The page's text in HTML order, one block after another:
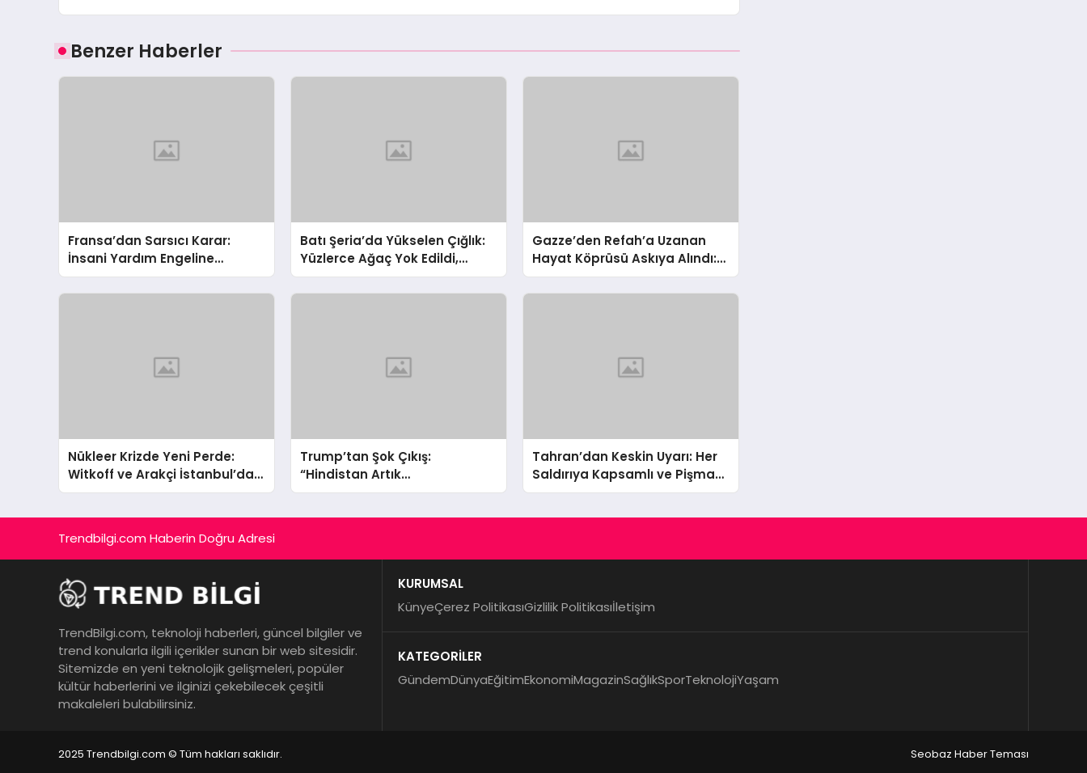
Benzer Haberler
Fransa’dan Sarsıcı Karar:
İnsani Yardım Engeline
‘Soykırım Ortaklığı’
Tutuklaması!
Batı Şeria’da Yükselen Çığlık:
Yüzlerce Ağaç Yok Edildi,
Hayvanlar Çalındı!
Gazze’den Refah’a Uzanan
Hayat Köprüsü Askıya Alındı:
Hasta Tahliyelerinde Şok
Gelişme
Nükleer Krizde Yeni Perde:
Witkoff ve Arakçi İstanbul’da
Masaya Oturuyor
Trump’tan Şok Çıkış:
“Hindistan Artık
Venezuela’dan Petrol
Tahran’dan Keskin Uyarı: Her
Saldırıya Kapsamlı ve Pişman
Edici Cevap!
Trendbilgi.com Haberin Doğru Adresi
TrendBilgi.com, teknoloji haberleri, güncel bilgiler ve
trend konularla ilgili içerikler sunan bir web sitesidir.
Sitemizde en yeni teknolojik gelişmeleri, popüler
kültür haberlerini ve ilginizi çekebilecek çeşitli
makaleleri bulabilirsiniz.
KURUMSAL
KünyeÇerez PolitikasıGizlilik Politikasıİletişim
KATEGORİLER
GündemDünyaEğitimEkonomiMagazinSağlıkSporTeknolojiYaşam
2025 Trendbilgi.com © Tüm hakları saklıdır. Seobaz Haber Teması